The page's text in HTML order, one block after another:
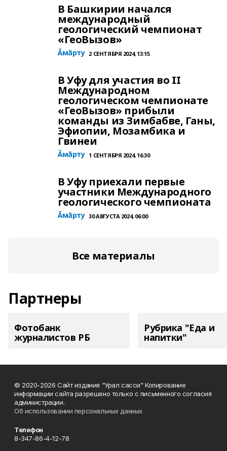
В Башкирии начался
международный
геологический чемпионат
«ГеоВызов»
Ăмăрту 2 СЕНТЯБРЯ 2024, 13:15
В Уфу для участия во II
Международном
геологическом чемпионате
«ГеоВызов» прибыли
команды из Зимбабве, Ганы,
Эфиопии, Мозамбика и
Гвинеи
Ăмăрту 1 СЕНТЯБРЯ 2024, 16:30
В Уфу приехали первые
участники Международного
геологического чемпионата
Ăмăрту 30 АВГУСТА 2024, 06:00
Все материалы
Партнеры
Фотобанк
журналистов РБ
Рубрика "Еда и
напитки"
© 2020-2026 Сайт издания "Урал сасси" Копирование
информации сайта разрешено только с письменного согласия
администрации.
Об использовании персональных данных
Телефон
8-347-86-4-12-78